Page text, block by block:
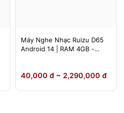
Máy Nghe Nhạc Ruizu D65
Android 14 | RAM 4GB -
64GB Chính Hãng
40,000 đ ~ 2,290,000 đ